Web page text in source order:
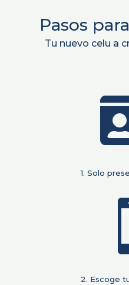
Pasos
Tu nuevo celu a
1. Solo
2. Escoge